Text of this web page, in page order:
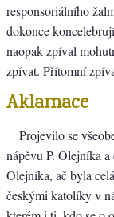
responsoriálního
dokonce
naopak zpíval
zpívat. Přítomní
Aklamace
Projevilo se
nápěvu P. Olejníka
Olejníka, ač byla
českými katolíky v